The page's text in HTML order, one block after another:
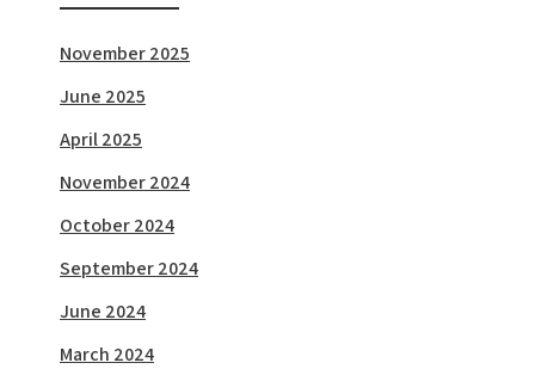
November 2025
June 2025
April 2025
November 2024
October 2024
September 2024
June 2024
March 2024